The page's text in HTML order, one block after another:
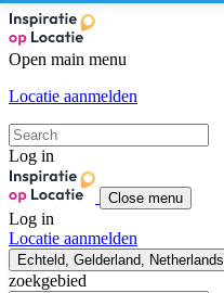
Open main menu
Locatie aanmelden
Log in
Close menu
Log in
Locatie aanmelden
Echteld, Gelderland, Netherlands
zoekgebied